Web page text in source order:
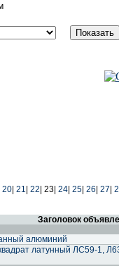
20 21 22 23| 24 25 26 27
Заголовок
алюминий
латунный ЛС59-1,